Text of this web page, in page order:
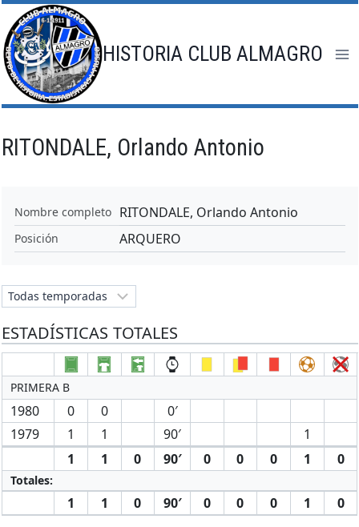
Saltar
al
contenido
HISTORIA CLUB ALMAGRO
RITONDALE, Orlando Antonio
Nombre completo RITONDALE, Orlando Antonio
Posición ARQUERO
ESTADÍSTICAS TOTALES
PRIMERA B
1980 0 0
0′
1979
1 1 90′
1
1
1 0 90′ 0 0 0 1 0
Totales:
1 1 0 90′ 0 0 0 1 0